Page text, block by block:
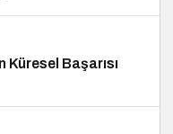
Küresel Başarısı